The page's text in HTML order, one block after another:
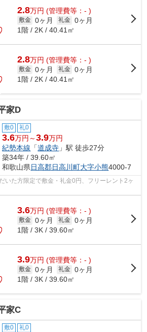
2.8万円 (管理費等：- )
敷金 0ヶ月 礼金 0ヶ月
1階 / 2K / 40.41㎡
2.8万円 (管理費等：- )
敷金 0ヶ月 礼金 0ヶ月
1階 / 2K / 40.41㎡
家D
敷0 礼0
3.6万円～3.9万円
紀勢本線 「道成寺 」駅 徒歩27分
築34年 / 39.60㎡
和歌山県日高郡日高川町大字小熊4000-7
いた方限定で敷金・礼金0円、フリーレント2ヶ
3.6万円 (管理費等：- )
敷金 0ヶ月 礼金 0ヶ月
1階 / 3K / 39.60㎡
3.9万円 (管理費等：- )
敷金 0ヶ月 礼金 0ヶ月
1階 / 3K / 39.60㎡
家C
敷0 礼0